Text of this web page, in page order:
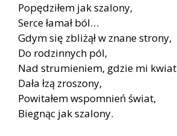
Popędziłem jak szalony,
Serce łamał ból…
Gdym się zbliżął w znane strony,
Do rodzinnych pól,
Nad strumieniem, gdzie mi kwiat
Dała łzą zroszony,
Powitałem wspomnień świat,
Biegnąc jak szalony.